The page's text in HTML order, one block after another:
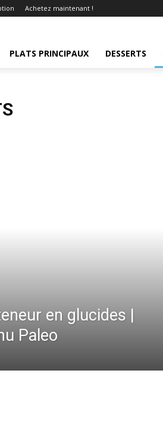
Achetez maintenant !
PLATS PRINCIPAUX DESSERTS
en glucides |
Paleo